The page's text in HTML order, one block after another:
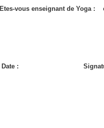
Etes-vous enseignant de
Date :